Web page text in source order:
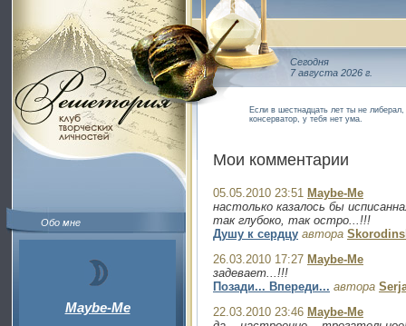
Обо мне
Maybe-Me
Сегодня
7 августа 2026 г.
Если в шестнадцать лет ты не
консерватор, у тебя нет ума.
Мои комментарии
05.05.2010 23:51 Maybe-Me
настолько казалось бы
так глубоко, так остро...!!!
Душу к сердцу автора
26.03.2010 17:27 Maybe-Me
задевает...!!!
Позади... Впереди... автора
22.03.2010 23:46 Maybe-Me